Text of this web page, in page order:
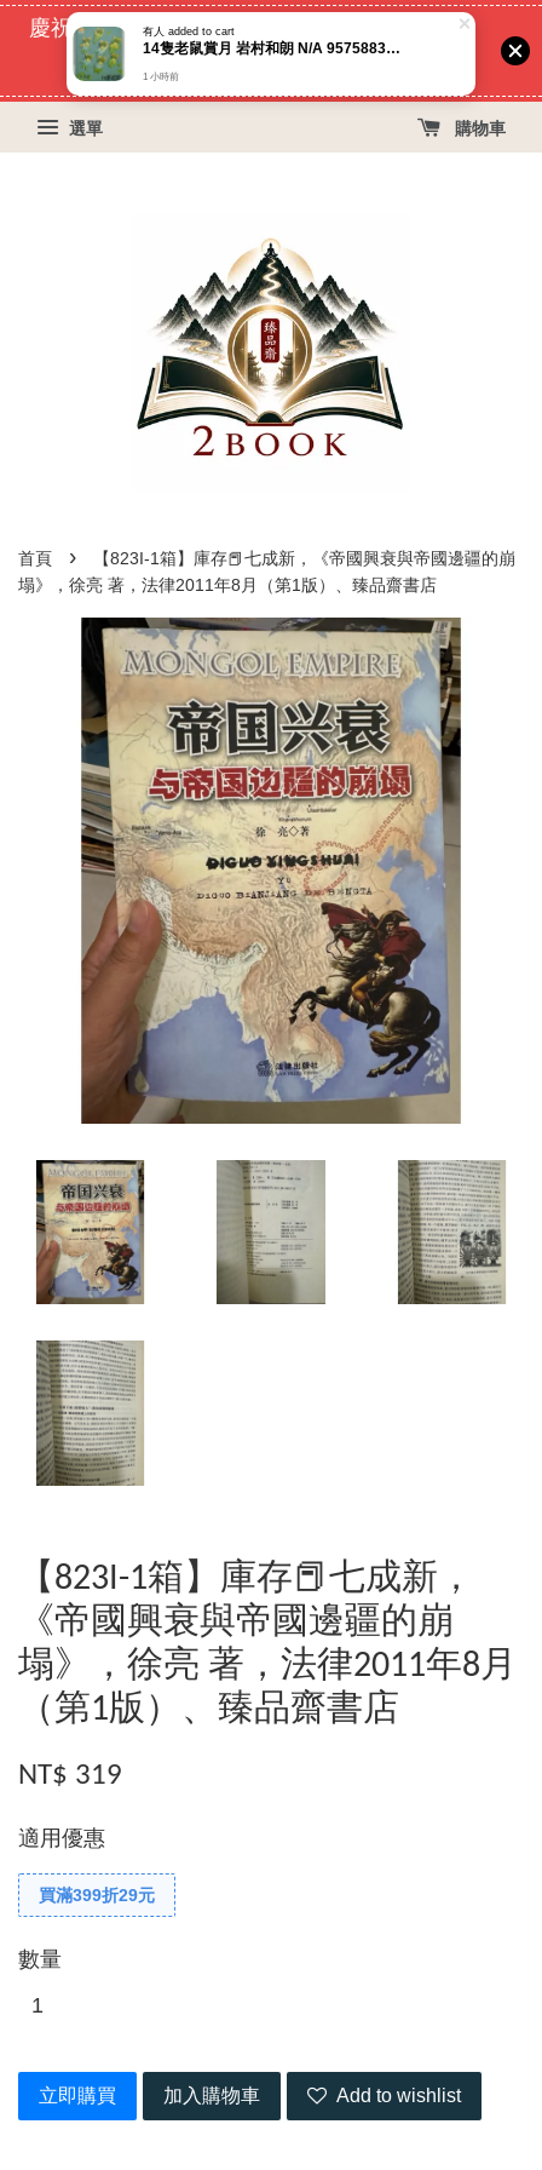
慶祝蝦皮好評過萬！買399免運費, 再立折29元
50天
選單 購物車
首頁 ›
【823I-1箱】庫存📕七成新，《帝國興衰與帝國邊疆的崩
塌》，徐亮 著，法律2011年8月（第1版）、臻品齋書店
【823I-1箱】庫存📕七成新，
《帝國興衰與帝國邊疆的崩
塌》，徐亮 著，法律2011年8月
（第1版）、臻品齋書店
NT$ 319
適用優惠
買滿399折29元
數量
立即購買 加入購物車 Add to wishlist
有人 added to cart
14隻老鼠賞月 岩村和朗 N/A 9575883101
1 小時前